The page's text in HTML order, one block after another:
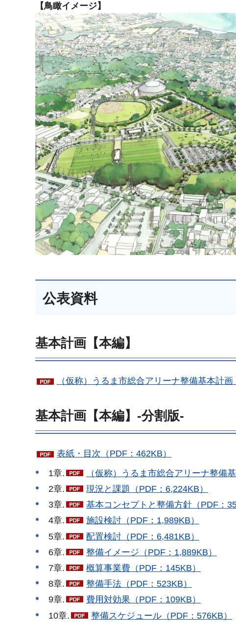
【鳥瞰イメージ】
公表資料
基本計画【本編】
（仮称）うるま市総合アリーナ整備基本計
基本計画【本編】-分割版-
表紙・目次（PDF：462KB）
1章.
（仮称）うるま市総合アリーナ整備
2章.
現況と課題（PDF：6,224KB）
3章.
基本コンセプトと整備方針（PDF：
4章.
施設検討（PDF：1,989KB）
5章.
配置検討（PDF：6,481KB）
6章.
整備イメージ（PDF：1,889KB）
7章.
概算事業費（PDF：145KB）
8章.
整備手法（PDF：523KB）
9章.
費用対効果（PDF：109KB）
10章.
整備スケジュール（PDF：576KB）